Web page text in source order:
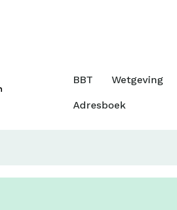
Hoofdmenu
BBT Wetgeving
Adresboek